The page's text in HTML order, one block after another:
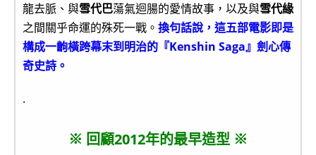
龍去脈、與雪代巴蕩氣迴腸的愛情故事，以及與雪代緣
之間關乎命運的殊死一戰。 換句話說，這五部電影即是
構成一齣橫跨幕末到明治的『Kenshin Saga』劍心傳
奇史詩。
.
※ 回顧2012年的最早造型 ※